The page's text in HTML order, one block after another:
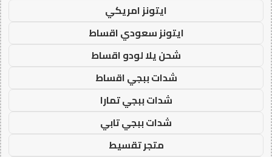
ايتونز امريكي
ايتونز سعودي اقساط
شحن يلا لودو اقساط
شدات ببجي اقساط
شدات ببجي تمارا
شدات ببجي تابي
متجر تقسيط